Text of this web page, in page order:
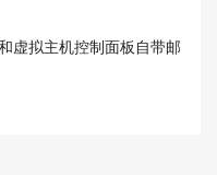
虚拟主机控制面板自带邮